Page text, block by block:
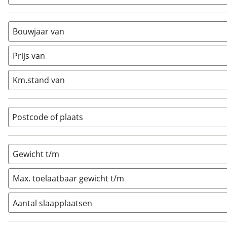
Alkoof (2)
Busmodel
Caravan (0)
Half-integraal
Integraal (0)
Opzetunit (0
Vouwwagen (0)
Bouwjaar van
Prijs van
Km.stand van
Postcode of plaats
Gewicht t/m
Max. toelaatbaar gewicht t/m
Aantal slaapplaatsen
1 (0)